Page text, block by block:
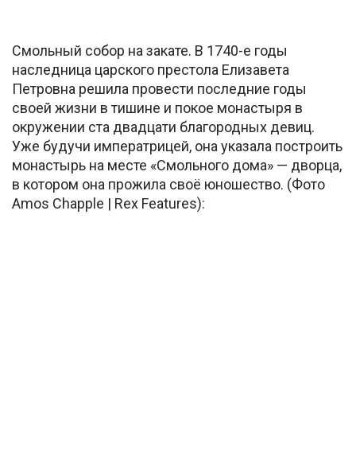
Смольный собор на закате. В 1740-е годы
наследница царского престола Елизавета
Петровна решила провести последние годы
своей жизни в тишине и покое монастыря в
окружении ста двадцати благородных девиц.
Уже будучи императрицей, она указала построить
монастырь на месте «Смольного дома» — дворца,
в котором она прожила своё юношество. (Фото
Amos Chapple | Rex Features):